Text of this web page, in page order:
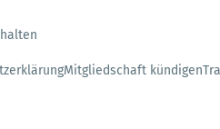
Mitgliedschaft kündigen